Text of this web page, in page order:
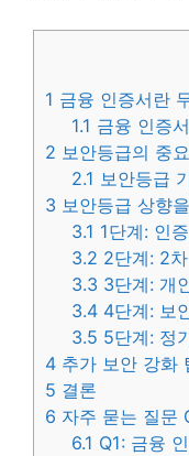
1 금융 인증서란
1.1 금융 인증
2 보안등급의 중
2.1 보안등급
3 보안등급 상향
3.1 1단계: 인
3.2 2단계: 2
3.3 3단계: 개
3.4 4단계: 보
3.5 5단계: 정
4 추가 보안 강화
5 결론
6 자주 묻는 질문
6.1 Q1: 금융